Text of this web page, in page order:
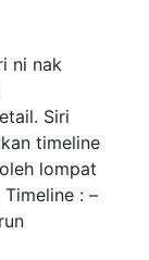
ni nak
Siri
timeline
lompat
: –